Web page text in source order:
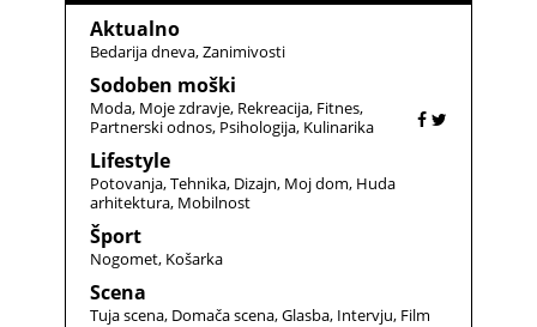
Aktualno
Bedarija dneva Zanimivosti
Sodoben moški
Moda Moje zdravje Rekreacija Fitnes
Partnerski odnos Psihologija Kulinarika
Lifestyle
Potovanja Tehnika Dizajn Moj dom Huda
arhitektura Mobilnost
Šport
Nogomet Košarka
Scena
Tuja scena Domača scena Glasba Intervju Film